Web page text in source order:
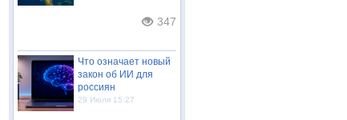
347
Что означает новый
закон об ИИ для
россиян
29 Июля 15:27